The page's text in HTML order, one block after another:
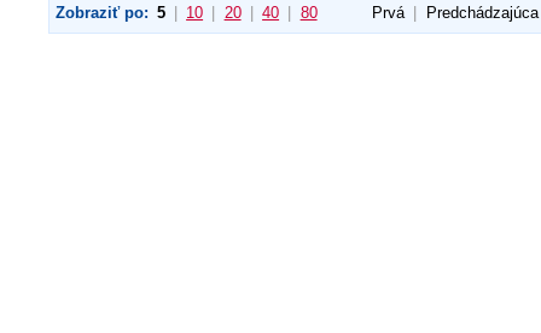
Zobraziť po: 5 10 20 40 80 Prvá Predchádzajúca